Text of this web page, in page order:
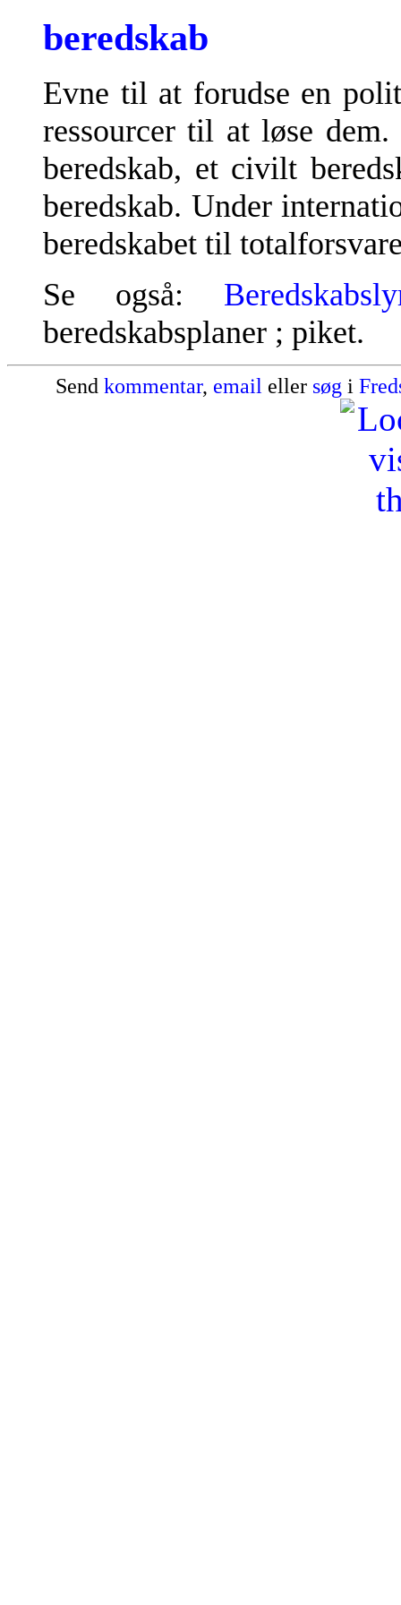
beredskab
Evne til at forudse en
ressourcer til at løse
beredskab, et civilt
beredskab. Under
beredskabet til
Se også:
beredskabsplaner ; piket.
Send kommentar, email eller søg i